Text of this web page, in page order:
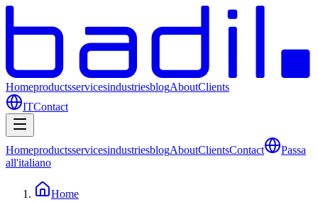
HomeproductsservicesindustriesblogAboutClients
ITContact
HomeproductsservicesindustriesblogAboutClientsContact
Passa
all'italiano
Home